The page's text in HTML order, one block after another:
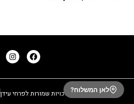
כל הזכויות שמורות לפרחי עידןלאן המשלוח?